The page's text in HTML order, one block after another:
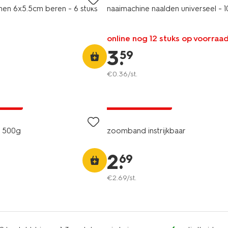
6x5.5cm beren - 6 stuks naaimachine naalden universeel -
online nog 12 stuks op
3.
59
€0.36/st.
500g zoomband instrijkbaar
2.
69
€2.69/st.